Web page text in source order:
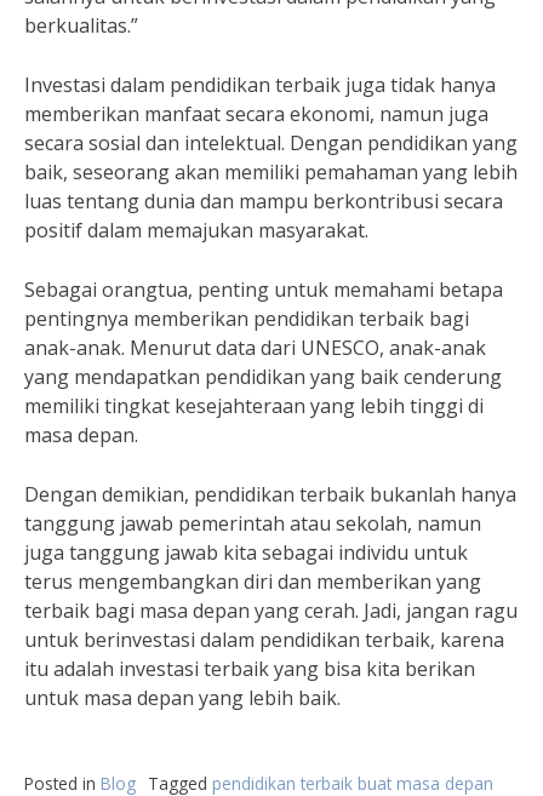
berkualitas.”
Investasi dalam pendidikan terbaik juga tidak hanya
memberikan manfaat secara ekonomi, namun juga
secara sosial dan intelektual. Dengan pendidikan yang
baik, seseorang akan memiliki pemahaman yang lebih
luas tentang dunia dan mampu berkontribusi secara
positif dalam memajukan masyarakat.
Sebagai orangtua, penting untuk memahami betapa
pentingnya memberikan pendidikan terbaik bagi
anak-anak. Menurut data dari UNESCO, anak-anak
yang mendapatkan pendidikan yang baik cenderung
memiliki tingkat kesejahteraan yang lebih tinggi di
masa depan.
Dengan demikian, pendidikan terbaik bukanlah hanya
tanggung jawab pemerintah atau sekolah, namun
juga tanggung jawab kita sebagai individu untuk
terus mengembangkan diri dan memberikan yang
terbaik bagi masa depan yang cerah. Jadi, jangan ragu
untuk berinvestasi dalam pendidikan terbaik, karena
itu adalah investasi terbaik yang bisa kita berikan
untuk masa depan yang lebih baik.
Posted in Blog Tagged pendidikan terbaik buat masa depan